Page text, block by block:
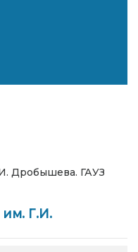
Дробышева. ГАУЗ
Г.И.